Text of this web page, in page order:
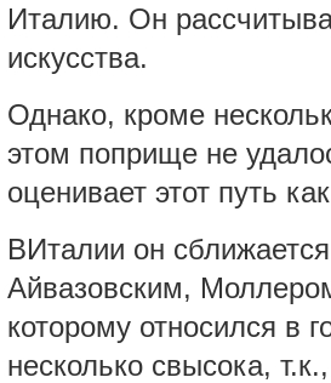
Италию. Он
искусства.
Однако, кроме
этом поприще не
оценивает этот путь
ВИталии он
Айвазовским,
которому относился в
несколько свысока,